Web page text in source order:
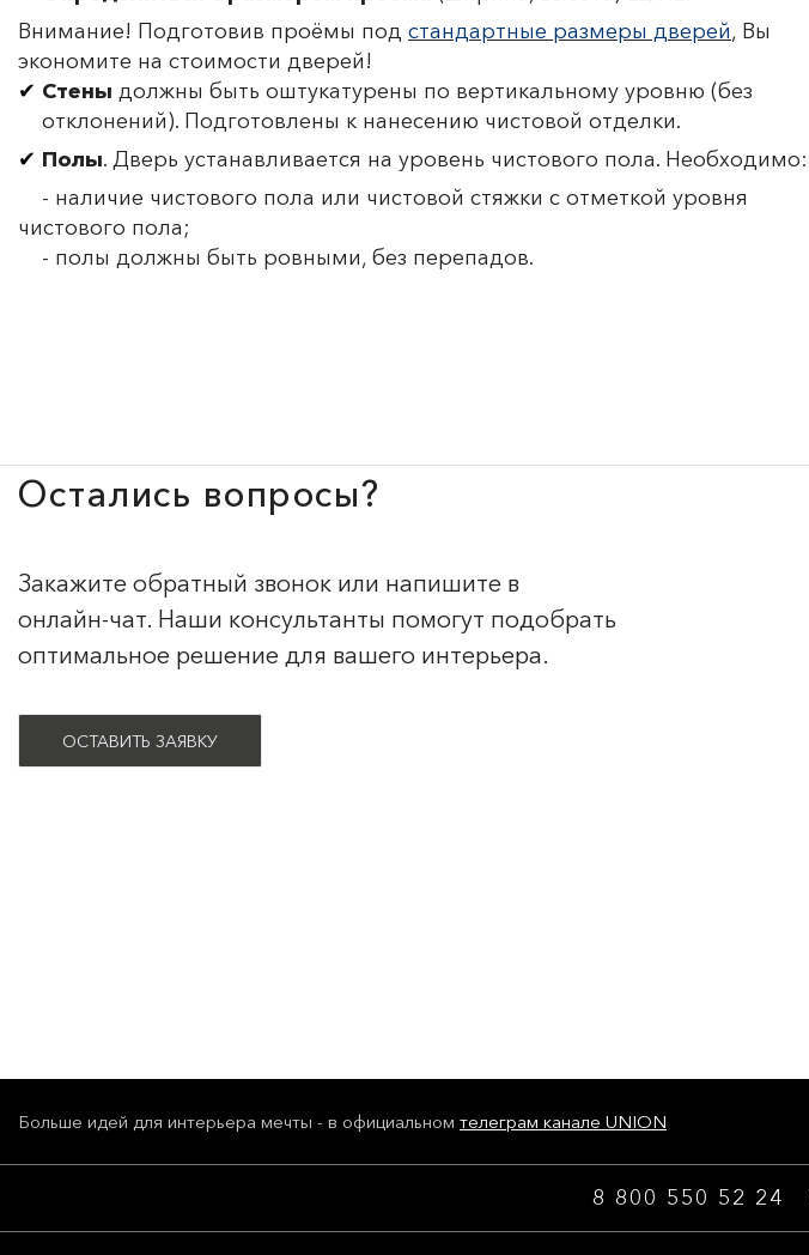
Внимание! Подготовив проёмы под стандартные размеры дверей, Вы
экономите на стоимости дверей!
Стены должны быть оштукатурены по вертикальному уровню (без
отклонений). Подготовлены к нанесению чистовой отделки.
Полы. Дверь устанавливается на уровень чистового пола. Необходимо:
- наличие чистового пола или чистовой стяжки с отметкой уровня
чистового пола;
- полы должны быть ровными, без перепадов.
Остались вопросы?
Закажите обратный звонок или напишите в
онлайн-чат. Наши консультанты помогут подобрать
оптимальное решение для вашего интерьера.
ОСТАВИТЬ ЗАЯВКУ
Больше идей для интерьера мечты - в официальном телеграм канале UNION
8 800 550 52 24